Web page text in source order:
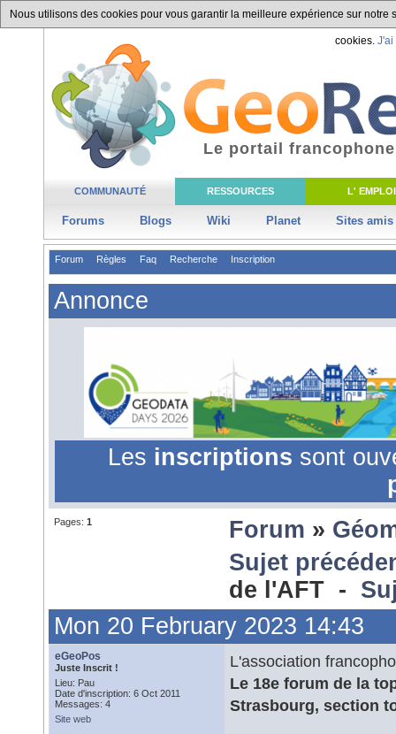
Nous utilisons des cookies pour vous garantir la meilleure expérience sur
cookies. J'ai
COMMUNAUTÉ RESSOURCES L' EMPLOI
Forums Blogs Wiki Planet Sites amis
Le portail
Forum Règles Faq Recherche Inscription
Annonce
Les inscriptions sont
Pages: 1 Forum »
Sujet
de l'AFT -
Mon 20 February 2023 14:43
eGeoPos
Juste Inscrit !
Lieu: Pau
Date d'inscription: 6 Oct 2011
Messages: 4
Site web
L'association
Le 18e forum de la
Strasbourg, section